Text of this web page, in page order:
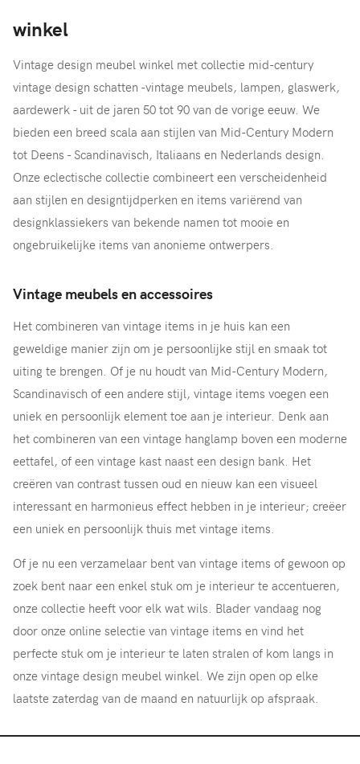
winkel
Vintage design meubel winkel met collectie mid-century
vintage design schatten -vintage meubels, lampen, glaswerk,
aardewerk - uit de jaren 50 tot 90 van de vorige eeuw. We
bieden een breed scala aan stijlen van Mid-Century Modern
tot Deens - Scandinavisch, Italiaans en Nederlands design.
Onze eclectische collectie combineert een verscheidenheid
aan stijlen en designtijdperken en items variërend van
designklassiekers van bekende namen tot mooie en
ongebruikelijke items van anonieme ontwerpers.
Vintage meubels en accessoires
Het combineren van vintage items in je huis kan een
geweldige manier zijn om je persoonlijke stijl en smaak tot
uiting te brengen. Of je nu houdt van Mid-Century Modern,
Scandinavisch of een andere stijl, vintage items voegen een
uniek en persoonlijk element toe aan je interieur. Denk aan
het combineren van een vintage hanglamp boven een moderne
eettafel, of een vintage kast naast een design bank. Het
creëren van contrast tussen oud en nieuw kan een visueel
interessant en harmonieus effect hebben in je interieur; creëer
een uniek en persoonlijk thuis met vintage items.
Of je nu een verzamelaar bent van vintage items of gewoon op
zoek bent naar een enkel stuk om je interieur te accentueren,
onze collectie heeft voor elk wat wils. Blader vandaag nog
door onze online selectie van vintage items en vind het
perfecte stuk om je interieur te laten stralen of kom langs in
onze vintage design meubel winkel. We zijn open op elke
laatste zaterdag van de maand en natuurlijk op afspraak.